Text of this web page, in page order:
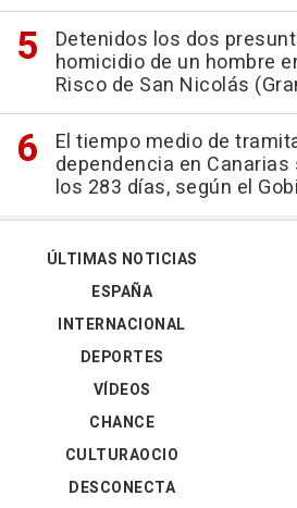
Detenidos los dos
homicidio de un hombre
Risco de San Nicolás
El tiempo medio de
dependencia en
los 283 días, según el
ÚLTIMAS NOTICIAS
ESPAÑA
INTERNACIONAL
DEPORTES
VÍDEOS
CHANCE
CULTURAOCIO
DESCONECTA